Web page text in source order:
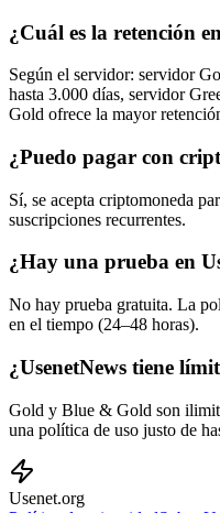
¿Cuál es la retención
Según el servidor: servidor
hasta 3.000 días, servidor
Gold ofrece la mayor
¿Puedo pagar con
Sí, se acepta criptomoneda
suscripciones recurrentes.
¿Hay una prueba en
No hay prueba gratuita. La
en el tiempo (24–48 horas).
¿UsenetNews tiene
Gold y Blue & Gold son
una política de uso justo de
Usenet.org